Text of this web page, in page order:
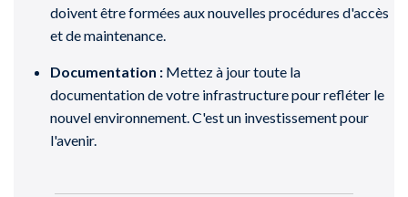
doivent être formées aux nouvelles procédures d'accès
et de maintenance.
Documentation : Mettez à jour toute la
documentation de votre infrastructure pour refléter le
nouvel environnement. C'est un investissement pour
l'avenir.